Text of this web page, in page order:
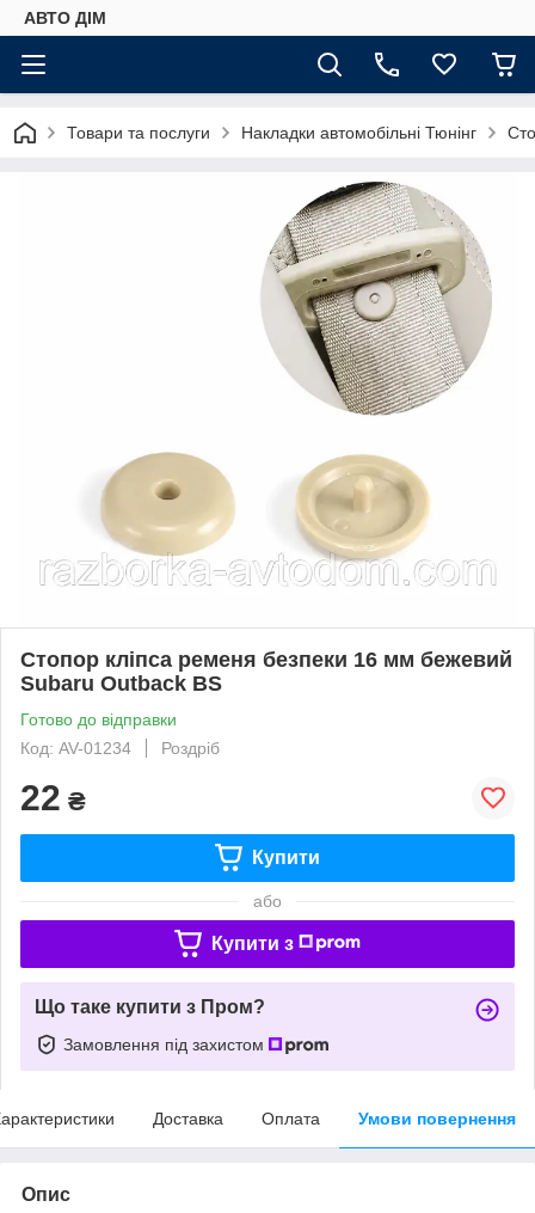
АВТО ДIМ
Товари та послуги Накладки автомобільні Тюнінг
Стопор кліпса ременя безпеки 16 мм бежевий
Subaru Outback BS
Готово до відправки
Код: AV-01234
Роздріб
22 ₴
Купити
або
Купити з
Що таке купити з Пром?
Замовлення під захистом
Доставка Оплата Умови повернення
Опис